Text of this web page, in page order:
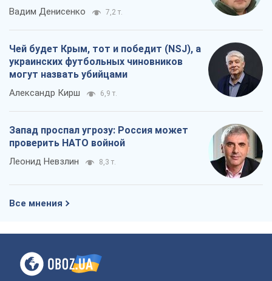
Вадим Денисенко 7,2 т.
Чей будет Крым, тот и победит (NSJ), а
украинских футбольных чиновников
могут назвать убийцами
Александр Кирш 6,9 т.
Запад проспал угрозу: Россия может
проверить НАТО войной
Леонид Невзлин 8,3 т.
Все мнения